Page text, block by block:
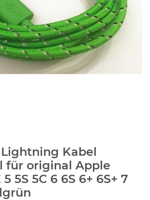
Kabel
für original Apple
5S 5C 6 6S 6+ 6S+ 7